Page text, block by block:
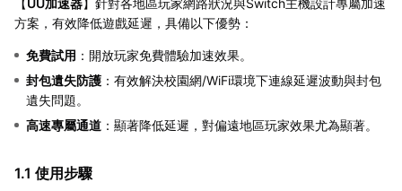
方案，有效降低遊戲延遲，具備以下優勢：
免費試用 ：開放玩家免費體驗加速效果。
封包遺失防護 ：有效解決校園網/WiFi環境下連線延遲波動與封包
遺失問題。
高速專屬通道 ：顯著降低延遲，對偏遠地區玩家效果尤為顯著。
1.1 使用步驟